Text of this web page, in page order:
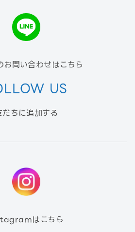
問い合わせはこちら
US
だちに追加する
はこちら